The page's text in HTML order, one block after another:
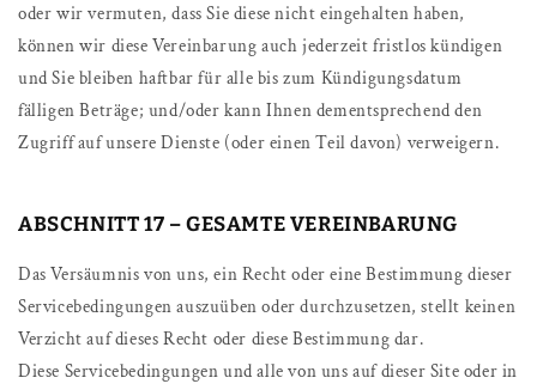
oder wir vermuten, dass Sie diese nicht eingehalten haben,
können wir diese Vereinbarung auch jederzeit fristlos kündigen
und Sie bleiben haftbar für alle bis zum Kündigungsdatum
fälligen Beträge; und/oder kann Ihnen dementsprechend den
Zugriff auf unsere Dienste (oder einen Teil davon) verweigern.
ABSCHNITT 17 – GESAMTE VEREINBARUNG
Das Versäumnis von uns, ein Recht oder eine Bestimmung dieser
Servicebedingungen auszuüben oder durchzusetzen, stellt keinen
Verzicht auf dieses Recht oder diese Bestimmung dar.
Diese Servicebedingungen und alle von uns auf dieser Site oder in